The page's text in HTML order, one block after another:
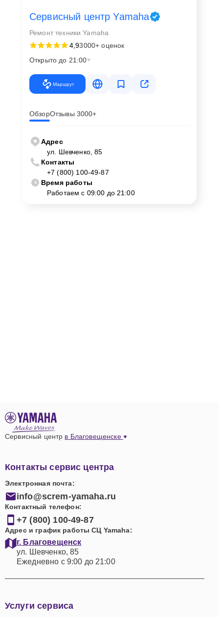
Сервисный центр Yamaha
Ремонт техники Yamaha
4,93000+ оценок
Открыто до 21:00
Маршрут
ОбзорОтзывы 3000+
Адрес
ул. Шевченко, 85
Контакты
+7 (800) 100-49-87
Время работы
Работаем с 09:00 до 21:00
Сервисный центр в Благовещенске
Контакты сервис центра
Электронная почта:
info@screm-yamaha.ru
Контактный телефон:
+7 (800) 100-49-87
Адрес и график работы СЦ Yamaha:
г. Благовещенск
ул. Шевченко, 85
Ежедневно с 9:00 до 21:00
Услуги сервиса